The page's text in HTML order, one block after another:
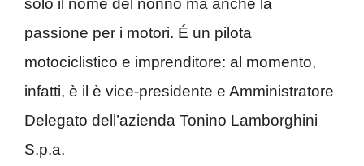
solo il nome del nonno ma anche la
passione per i motori. É un pilota
motociclistico e imprenditore: al momento,
infatti, è il è vice-presidente e Amministratore
Delegato dell’azienda Tonino Lamborghini
S.p.a.